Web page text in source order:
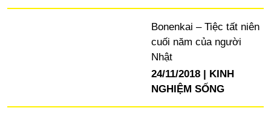
Bonenkai – Tiệc tất niên
cuối năm của người
Nhật
24/11/2018
KINH
NGHIỆM SỐNG